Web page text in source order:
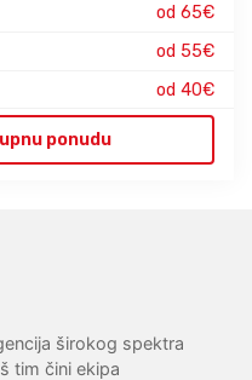
od 65€
od 55€
od 40€
ponudu
širokog spektra
tim čini ekipa